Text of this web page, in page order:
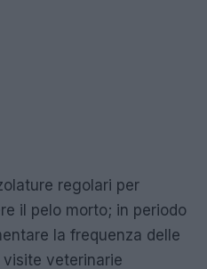
regolari per
il pelo morto; in periodo
la frequenza delle
veterinarie